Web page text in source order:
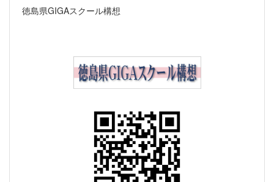
徳島県GIGAスクール構想